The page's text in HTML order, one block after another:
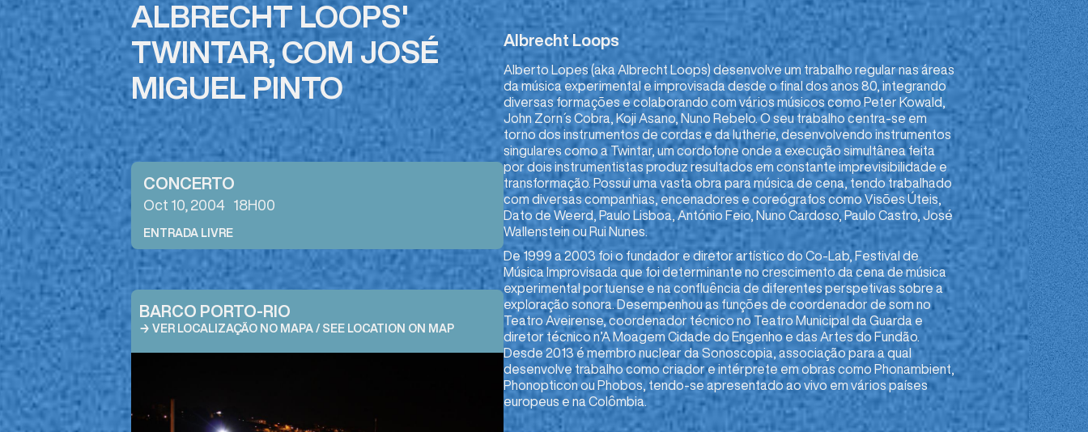
ALBRECHT LOOPS'
TWINTAR, COM JOSÉ
MIGUEL PINTO
CONCERTO
Oct 10, 2004 18H00
ENTRADA LIVRE
BARCO PORTO-RIO
→ VER LOCALIZAÇÃO NO MAPA / SEE LOCATION ON MAP
Albrecht Loops
Alberto Lopes (aka Albrecht Loops) desenvolve um trabalho regular nas áreas
da música experimental e improvisada desde o final dos anos 80, integrando
diversas formações e colaborando com vários músicos como Peter Kowald,
John Zorn ́s Cobra, Koji Asano, Nuno Rebelo. O seu trabalho centra-se em
torno dos instrumentos de cordas e da lutherie, desenvolvendo instrumentos
singulares como a Twintar, um cordofone onde a execução simultânea feita
por dois instrumentistas produz resultados em constante imprevisibilidade e
transformação. Possui uma vasta obra para música de cena, tendo trabalhado
com diversas companhias, encenadores e coreógrafos como Visões Úteis,
Dato de Weerd, Paulo Lisboa, António Feio, Nuno Cardoso, Paulo Castro, José
Wallenstein ou Rui Nunes.
De 1999 a 2003 foi o fundador e diretor artístico do Co-Lab, Festival de
Música Improvisada que foi determinante no crescimento da cena de música
experimental portuense e na confluência de diferentes perspetivas sobre a
exploração sonora. Desempenhou as funções de coordenador de som no
Teatro Aveirense, coordenador técnico no Teatro Municipal da Guarda e
diretor técnico n’A Moagem Cidade do Engenho e das Artes do Fundão.
Desde 2013 é membro nuclear da Sonoscopia, associação para a qual
desenvolve trabalho como criador e intérprete em obras como Phonambient,
Phonopticon ou Phobos, tendo-se apresentado ao vivo em vários países
europeus e na Colômbia.